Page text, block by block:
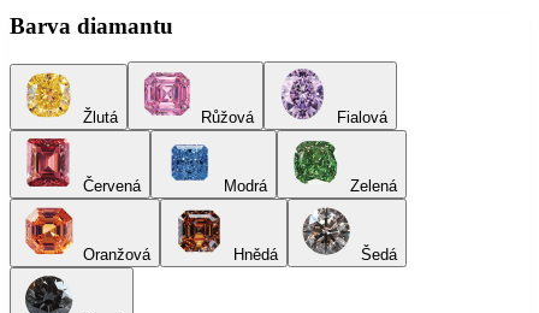
Barva diamantu
Žlutá Růžová Fialová
Červená Modrá Zelená
Oranžová Hnědá Šedá